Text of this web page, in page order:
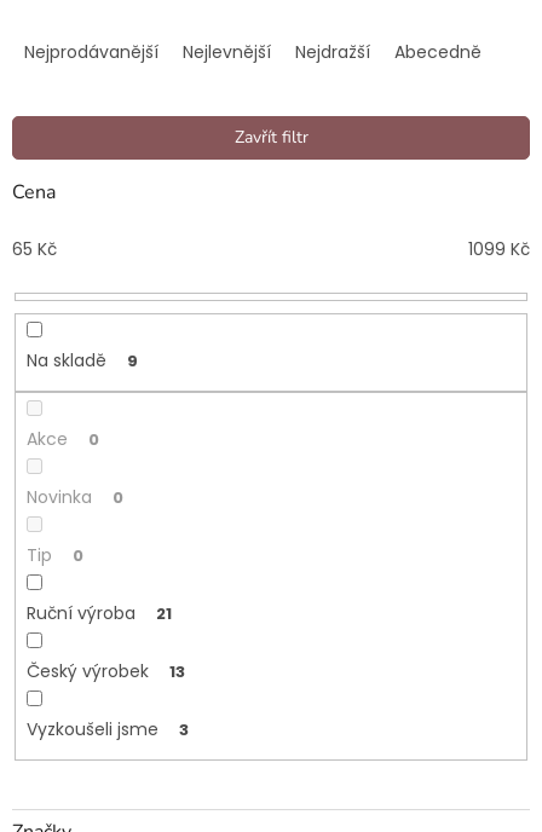
n
í
p
r
o
d
u
k
Nejprodávanější Nejlevnější Nejdražší Abecedně
Zavřít filtr
Cena
65 Kč 1099 Kč
Na skladě 9
Akce 0
Novinka 0
Tip 0
Ruční výroba 21
Český výrobek 13
Vyzkoušeli jsme 3